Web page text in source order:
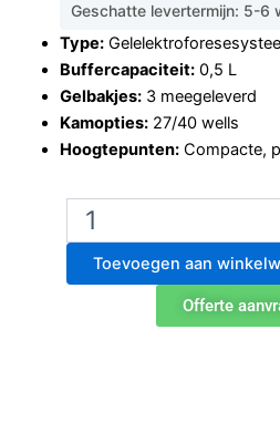
Geschatte levertermijn: 5-6
Type:
Buffercapaciteit:0,5 L
Gelbakjes:3 meegeleverd
Kamopties:27/40 wells
Hoogtepunten:Compacte,
Jeiotech
05
gelelektroforesesesysteem
Toevoegen aan
Offerte